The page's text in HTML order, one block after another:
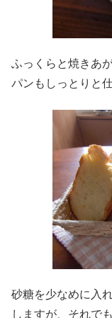
ふっくらと焼きあ
パンもしっとりと
砂糖を少なめに入
しますが、それで